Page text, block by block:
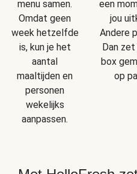
menu samen.
Omdat geen
week hetzelfde
is, kun je het
aantal
maaltijden en
personen
wekelijks
aanpassen.
een
jou
Andere
Dan
box
op